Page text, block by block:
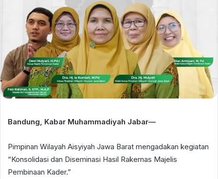
Bandung, Kabar Muhammadiyah Jabar—
Pimpinan Wilayah Aisyiyah Jawa Barat mengadakan kegiatan
“Konsolidasi dan Diseminasi Hasil Rakernas Majelis
Pembinaan Kader.”